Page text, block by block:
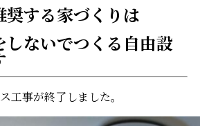
奨する家づくりは
しないでつくる自由設
工事が終了しました。